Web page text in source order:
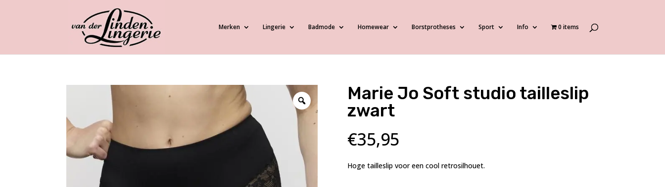
Merken Lingerie Badmode Homewear Borstprotheses Sport Info 0 items
Marie Jo Soft studio tailleslip
zwart
€35,95
Hoge tailleslip voor een cool retrosilhouet.